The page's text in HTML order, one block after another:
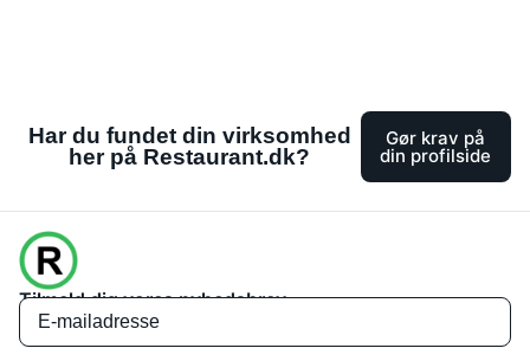
Har du fundet din virksomhed
her på Restaurant.dk?
Gør krav på
din profilside
Tilmeld dig vores nyhedsbrev